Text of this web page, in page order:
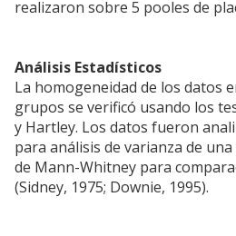
realizaron sobre 5 pooles de
Análisis Estadísticos
La homogeneidad de los datos
grupos se verificó usando los
y Hartley. Los datos fueron
para análisis de varianza de
de Mann-Whitney para
(Sidney, 1975; Downie, 1995).